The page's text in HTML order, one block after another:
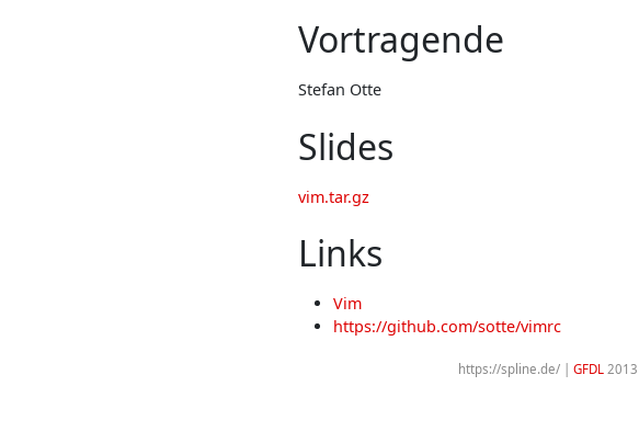
Vortragende
Stefan Otte
Slides
vim.tar.gz
Links
Vim
https://github.com/sotte/vimrc
https://spline.de/ | GFDL 2013